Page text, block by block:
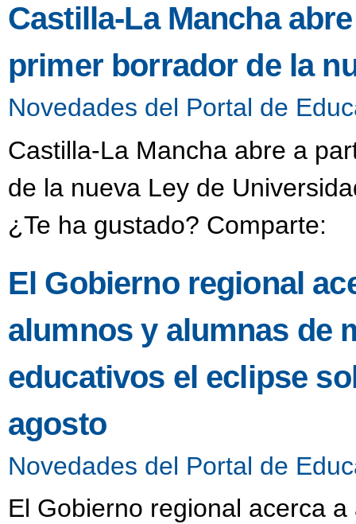
Castilla-La Mancha
primer borrador de la
Novedades del Portal de
Castilla-La Mancha abre a
de la nueva Ley de
¿Te ha gustado? Comparte:
El Gobierno regional
alumnos y alumnas de
educativos el eclipse
agosto
Novedades del Portal de
El Gobierno regional acerca